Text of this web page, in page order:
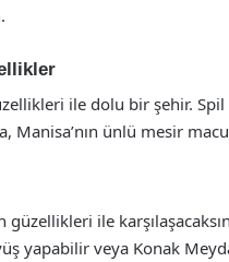
ile dolu bir şehir.
Manisa’nın ünlü mesir
güzellikleri ile
yapabilir veya Konak